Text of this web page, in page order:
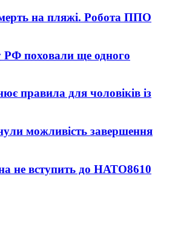
на пляжі. Робота ППО
РФ поховали ще одного
правила для чоловіків із
можливість завершення
не вступить до НАТО8610